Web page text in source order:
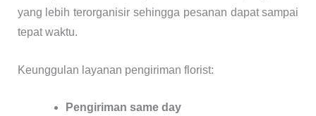
yang lebih terorganisir sehingga pesanan dapat sampai
tepat waktu.
Keunggulan layanan pengiriman florist:
Pengiriman same day